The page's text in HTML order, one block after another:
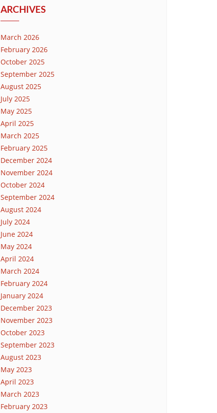
ARCHIVES
March 2026
February 2026
October 2025
September 2025
August 2025
July 2025
May 2025
April 2025
March 2025
February 2025
December 2024
November 2024
October 2024
September 2024
August 2024
July 2024
June 2024
May 2024
April 2024
March 2024
February 2024
January 2024
December 2023
November 2023
October 2023
September 2023
August 2023
May 2023
April 2023
March 2023
February 2023